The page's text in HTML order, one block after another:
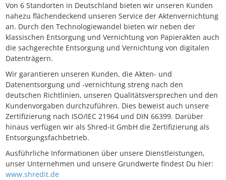
Von 6 Standorten in Deutschland bieten wir unseren Kunden
nahezu flächendeckend unseren Service der Aktenvernichtung
an. Durch den Technologiewandel bieten wir neben der
klassischen Entsorgung und Vernichtung von Papierakten auch
die sachgerechte Entsorgung und Vernichtung von digitalen
Datenträgern.
Wir garantieren unseren Kunden, die Akten- und
Datenentsorgung und -vernichtung streng nach den
deutschen Richtlinien, unseren Qualitätsversprechen und den
Kundenvorgaben durchzuführen. Dies beweist auch unsere
Zertifizierung nach ISO/IEC 21964 und DIN 66399. Darüber
hinaus verfügen wir als Shred-it GmbH die Zertifizierung als
Entsorgungsfachbetrieb.
Ausführliche Informationen über unsere Dienstleistungen,
unser Unternehmen und unsere Grundwerte findest Du hier:
www.shredit.de